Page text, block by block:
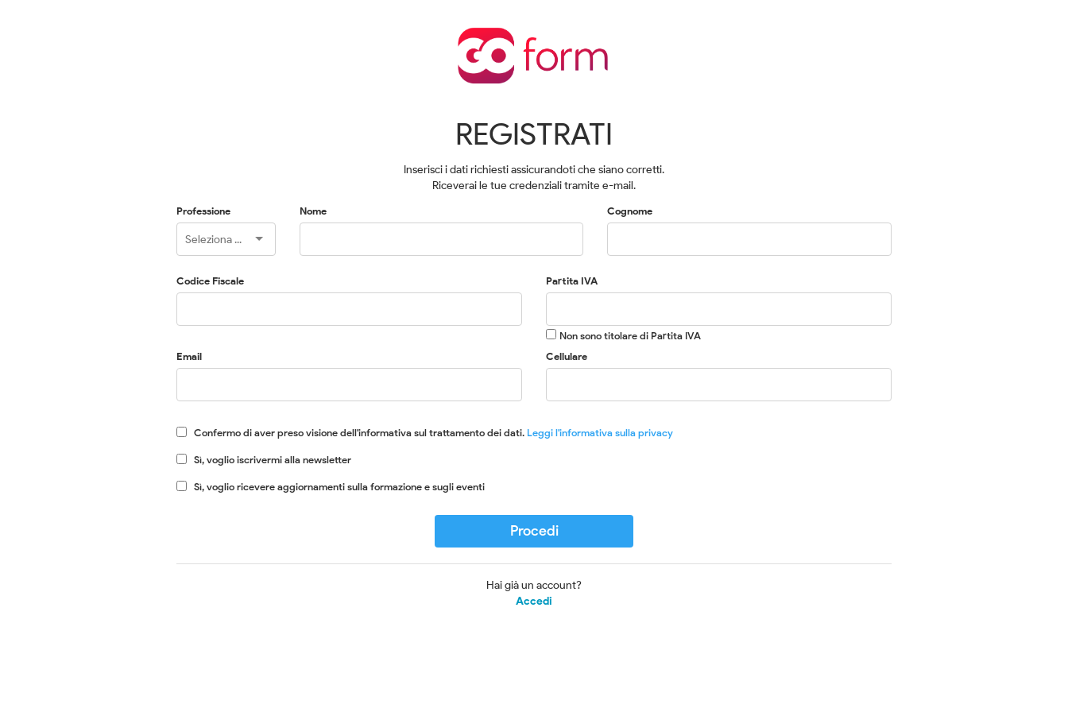
REGISTRATI
Inserisci i dati richiesti assicurandoti che siano corretti.
Riceverai le tue credenziali tramite e-mail.
Professione Nome Cognome
Codice Fiscale Partita IVA
Non sono titolare di Partita IVA
Email
Cellulare
Confermo di aver preso visione dell'informativa sul trattamento dei dati. Leggi l'informativa sulla privacy
Sì, voglio iscrivermi alla newsletter
Sì, voglio ricevere aggiornamenti sulla formazione e sugli eventi
Procedi
Hai già un account?
Accedi